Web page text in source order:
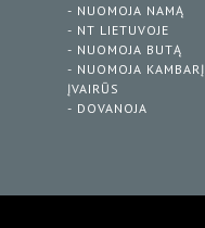
- NUOMOJA NAMĄ
- NT LIETUVOJE
- NUOMOJA BUTĄ
- NUOMOJA KAMBARĮ
ĮVAIRŪS
- DOVANOJA